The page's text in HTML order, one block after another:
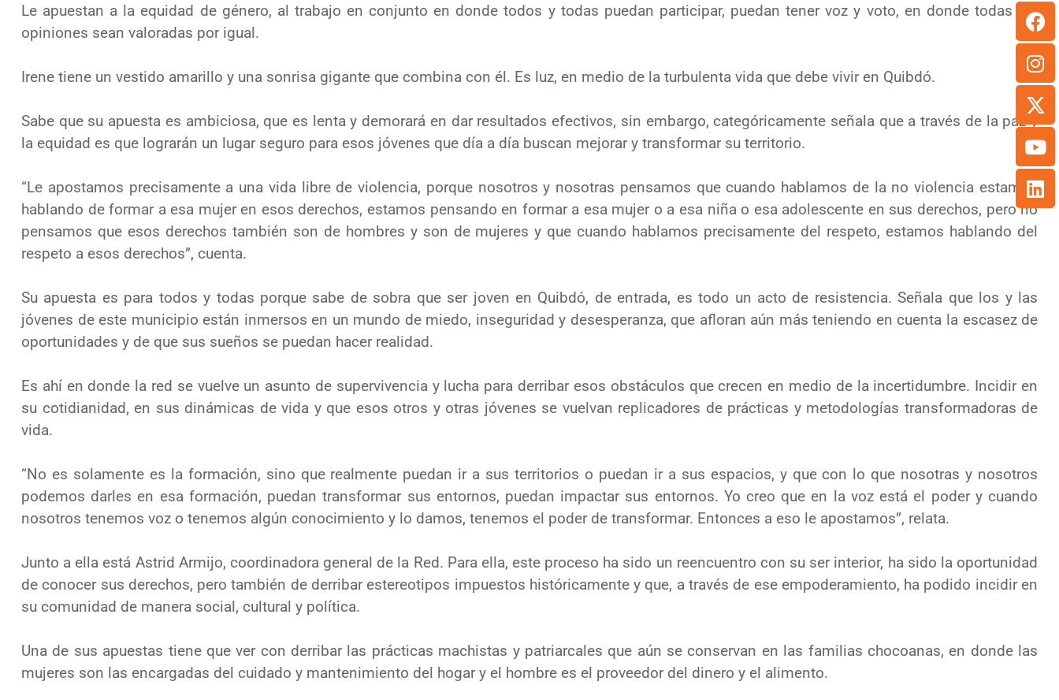
Le apuestan a la equidad de género, al trabajo en conjunto en donde todos y todas puedan participar, puedan tener voz y voto, en donde todas las
opiniones sean valoradas por igual.
Irene tiene un vestido amarillo y una sonrisa gigante que combina con él. Es luz, en medio de la turbulenta vida que debe vivir en Quibdó.
Sabe que su apuesta es ambiciosa, que es lenta y demorará en dar resultados efectivos, sin embargo, categóricamente señala que a través de la paz y
la equidad es que lograrán un lugar seguro para esos jóvenes que día a día buscan mejorar y transformar su territorio.
“Le apostamos precisamente a una vida libre de violencia, porque nosotros y nosotras pensamos que cuando hablamos de la no violencia estamos
hablando de formar a esa mujer en esos derechos, estamos pensando en formar a esa mujer o a esa niña o esa adolescente en sus derechos, pero no
pensamos que esos derechos también son de hombres y son de mujeres y que cuando hablamos precisamente del respeto, estamos hablando del
respeto a esos derechos”, cuenta.
Su apuesta es para todos y todas porque sabe de sobra que ser joven en Quibdó, de entrada, es todo un acto de resistencia. Señala que los y las
jóvenes de este municipio están inmersos en un mundo de miedo, inseguridad y desesperanza, que afloran aún más teniendo en cuenta la escasez de
oportunidades y de que sus sueños se puedan hacer realidad.
Es ahí en donde la red se vuelve un asunto de supervivencia y lucha para derribar esos obstáculos que crecen en medio de la incertidumbre. Incidir en
su cotidianidad, en sus dinámicas de vida y que esos otros y otras jóvenes se vuelvan replicadores de prácticas y metodologías transformadoras de
vida.
“No es solamente es la formación, sino que realmente puedan ir a sus territorios o puedan ir a sus espacios, y que con lo que nosotras y nosotros
podemos darles en esa formación, puedan transformar sus entornos, puedan impactar sus entornos. Yo creo que en la voz está el poder y cuando
nosotros tenemos voz o tenemos algún conocimiento y lo damos, tenemos el poder de transformar. Entonces a eso le apostamos”, relata.
Junto a ella está Astrid Armijo, coordinadora general de la Red. Para ella, este proceso ha sido un reencuentro con su ser interior, ha sido la oportunidad
de conocer sus derechos, pero también de derribar estereotipos impuestos históricamente y que, através de ese empoderamiento, ha podido incidir en
su comunidad de manera social, cultural y política.
Una de sus apuestas tiene que ver con derribar las prácticas machistas y patriarcales que aún se conservan en las familias chocoanas, en donde las
mujeres son las encargadas del cuidado y mantenimiento del hogar y el hombre es el proveedor del dinero y el alimento.